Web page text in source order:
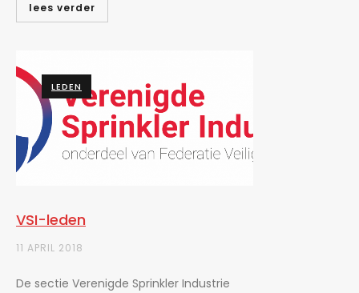
lees verder
LEDEN
VSI-leden
11 APRIL 2018
De sectie Verenigde Sprinkler Industrie